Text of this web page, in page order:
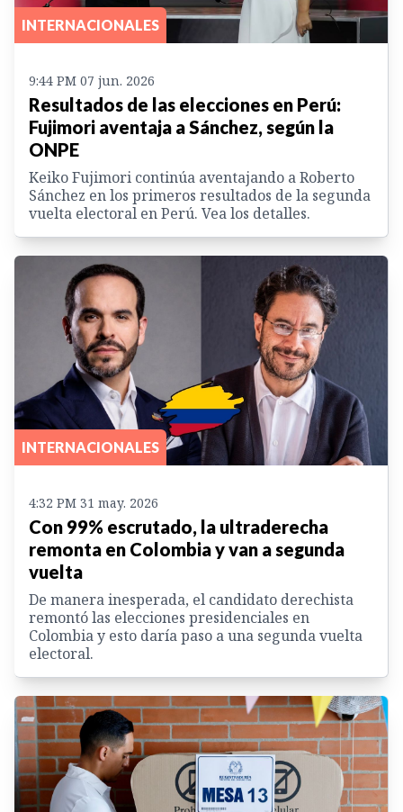
INTERNACIONALES
9:44 PM 07 jun. 2026
Resultados de las elecciones en Perú:
Fujimori aventaja a Sánchez, según la
ONPE
Keiko Fujimori continúa aventajando a Roberto
Sánchez en los primeros resultados de la segunda
vuelta electoral en Perú. Vea los detalles.
INTERNACIONALES
4:32 PM 31 may. 2026
Con 99% escrutado, la ultraderecha
remonta en Colombia y van a segunda
vuelta
De manera inesperada, el candidato derechista
remontó las elecciones presidenciales en
Colombia y esto daría paso a una segunda vuelta
electoral.